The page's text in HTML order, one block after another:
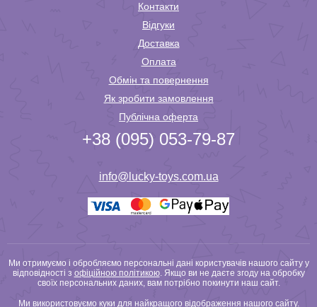
Контакти
Відгуки
Доставка
Оплата
Обмін та повернення
Як зробити замовлення
Публічна оферта
+38 (095) 053-79-87
info@lucky-toys.com.ua
Ми отримуємо і обробляємо персональні дані користувачів нашого сайту у
відповідності з офіційною політикою. Якщо ви не даєте згоду на обробку
своїх персональних даних, вам потрібно покинути наш сайт.
Ми використовуємо куки для найкращого відображення нашого сайту.